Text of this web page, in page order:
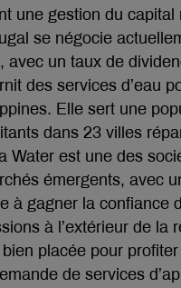
une gestion du
se négocie
avec un taux de
des services d’eau
Elle sert une
dans 23 villes
Water est une des
émergents, avec
à gagner la
à l’extérieur de la
placée pour
de services